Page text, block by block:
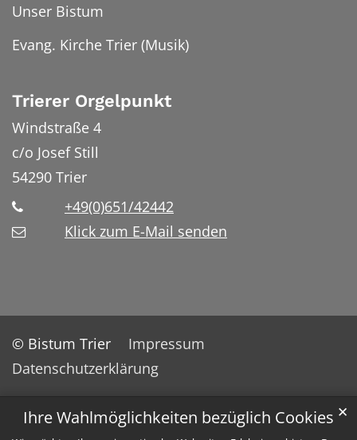
Ihre Wahlmöglichkeiten bezüglich Cookies ✕
Unser Bistum
Evang. Kirche Trier (Musik)
Trierer Orgelpunkt
Windstraße 4
c/o Josef Still
54290 Trier
+49(0)651/42442
Klick zum E-Mail senden
© Bistum Trier
Impressum
Datenschutzerklärung